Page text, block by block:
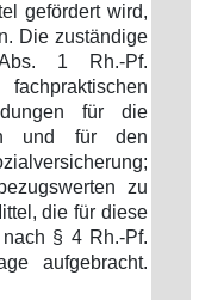
gefördert wird,
Die zuständige
1 Rh.-Pf.
für die
und für den
zu
die für diese
§ 4 Rh.-Pf.
aufgebracht.